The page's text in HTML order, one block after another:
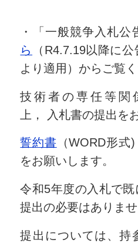
・「一般競争入札公
ら
（R4.7.19以降に
より適用）からご覧く
技術者の専任等関
上， 入札書の提出を
誓約書 （WORD形
をお願いします。
令和5年度の入札で
提出の必要はありませ
提出については、持